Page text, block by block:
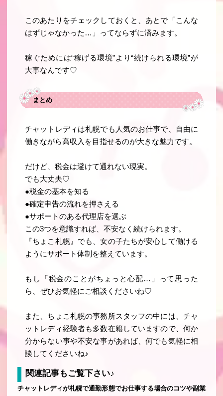
このあたりをチェックしておくと、あとで「こんな
はずじゃなかった…」ってならずに済みます。
稼ぐためには“稼げる環境”より“続けられる環境”が
大事なんです♡
まとめ
チャットレディは札幌でも人気のお仕事で、自由に
働きながら高収入を目指せるのが大きな魅力です。
だけど、税金は避けて通れない現実。
でも大丈夫♡
●税金の基本を知る
●確定申告の流れを押さえる
●サポートのある代理店を選ぶ
この3つを意識すれば、不安なく続けられます。
『ちょこ札幌』でも、女の子たちが安心して働ける
ようにサポート体制を整えています。
もし「税金のことがちょっと心配…」って思った
ら、ぜひお気軽にご相談くださいね♡
また、ちょこ札幌の事務所スタッフの中には、チャ
ットレディ経験者も多数在籍していますので、何か
分からない事や不安な事があれば、何でも気軽に相
談してくださいね♪
関連記事もご覧下さい♪
チャットレディが札幌で通勤形態でお仕事する場合のコツや副業